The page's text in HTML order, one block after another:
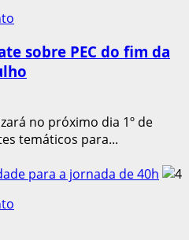
sobre PEC do fim da
no próximo dia 1º de
temáticos para...
para a jornada de 40h